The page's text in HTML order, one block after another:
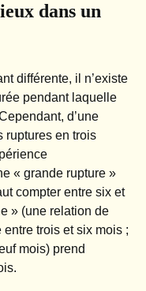
dans un
différente, il n’existe
pendant laquelle
d’une
ruptures en trois
« grande rupture »
compter entre six et
» (une relation de
trois et six mois ;
mois) prend